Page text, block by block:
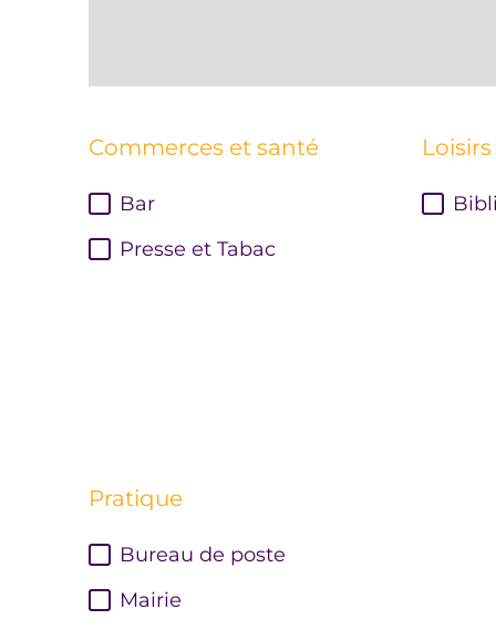
Commerces et santé
Bar
Presse et Tabac
Loisirs
Pratique
Bureau de poste
Mairie